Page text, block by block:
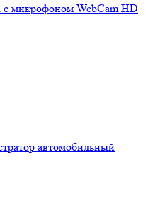
с микрофоном WebCam HD
автомобильный